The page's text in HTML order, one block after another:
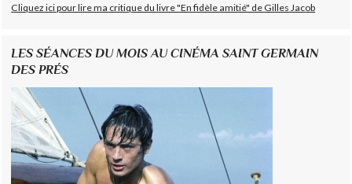
Cliquez ici pour lire ma critique du livre "En fidèle amitié" de Gilles Jacob
LES SÉANCES DU MOIS AU CINÉMA SAINT GERMAIN
DES PRÉS